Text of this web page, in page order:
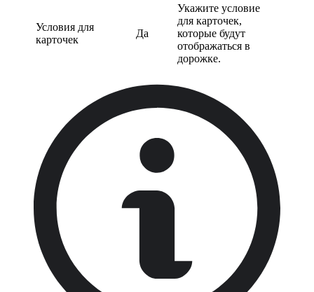
Условия для
карточек
Да
Укажите условие
для карточек,
которые будут
отображаться в
дорожке.